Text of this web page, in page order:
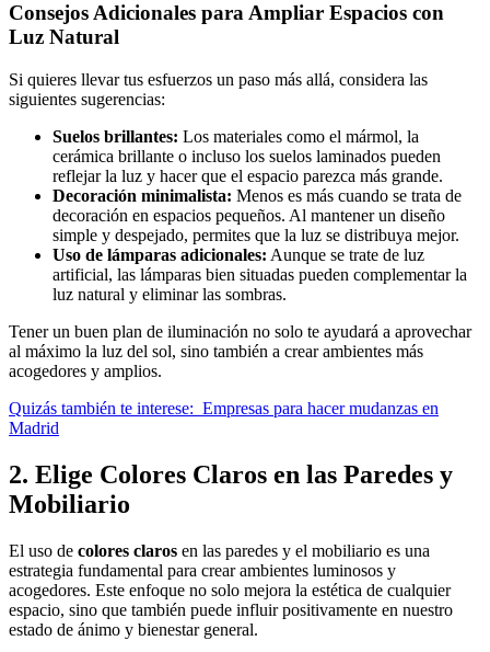
Consejos Adicionales para Ampliar Espacios con
Luz Natural
Si quieres llevar tus esfuerzos un paso más allá, considera las
siguientes sugerencias:
Suelos brillantes: Los materiales como el mármol, la
cerámica brillante o incluso los suelos laminados pueden
reflejar la luz y hacer que el espacio parezca más grande.
Decoración minimalista: Menos es más cuando se trata de
decoración en espacios pequeños. Al mantener un diseño
simple y despejado, permites que la luz se distribuya mejor.
Uso de lámparas adicionales: Aunque se trate de luz
artificial, las lámparas bien situadas pueden complementar la
luz natural y eliminar las sombras.
Tener un buen plan de iluminación no solo te ayudará a aprovechar
al máximo la luz del sol, sino también a crear ambientes más
acogedores y amplios.
Quizás también te interese: Empresas para hacer mudanzas en
Madrid
2. Elige Colores Claros en las Paredes y
Mobiliario
El uso de colores claros en las paredes y el mobiliario es una
estrategia fundamental para crear ambientes luminosos y
acogedores. Este enfoque no solo mejora la estética de cualquier
espacio, sino que también puede influir positivamente en nuestro
estado de ánimo y bienestar general.